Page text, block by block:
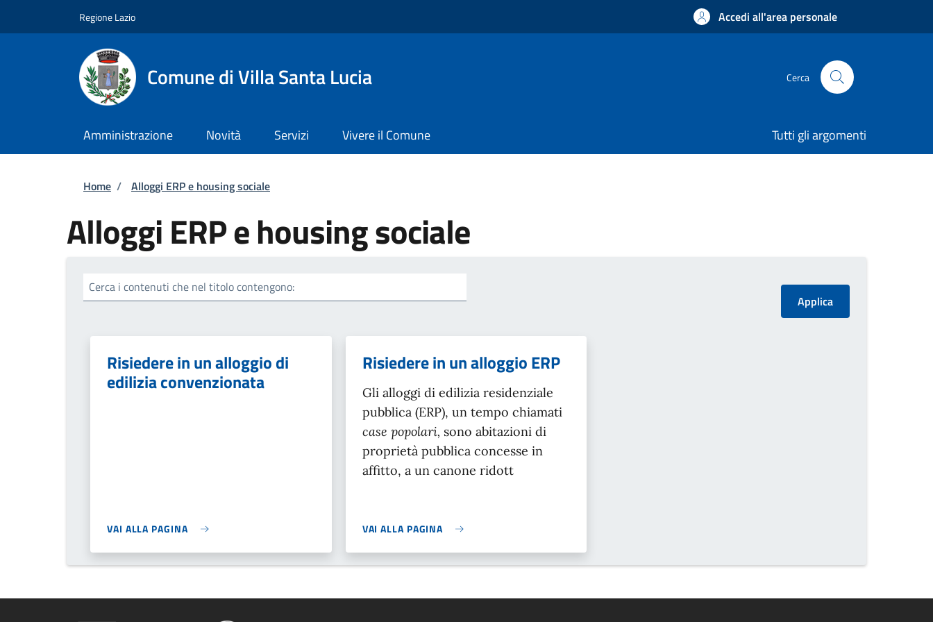
Regione Lazio Accedi all'area personale
Comune di Villa Santa Lucia Cerca
Amministrazione Novità Servizi Vivere il Comune Tutti gli argomenti
Briciole di pane
Home / Alloggi ERP e housing sociale
Alloggi ERP e housing sociale
Cerca i contenuti che nel titolo contengono:
Risiedere in un alloggio di
edilizia convenzionata
VAI ALLA PAGINA
Risiedere in un alloggio ERP
Gli alloggi di edilizia residenziale
pubblica (ERP), un tempo chiamati
case popolari, sono abitazioni di
proprietà pubblica concesse in
affitto, a un canone ridott
VAI ALLA PAGINA